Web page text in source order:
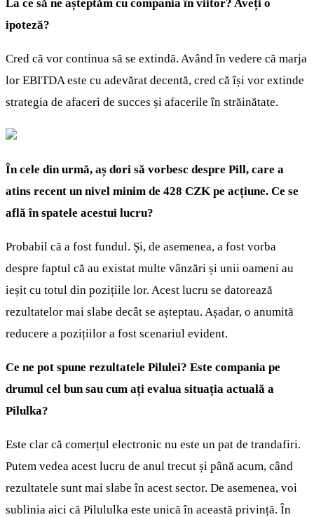
La ce să ne așteptăm cu compania în viitor? Aveți o
ipoteză?
Cred că vor continua să se extindă. Având în vedere că marja
lor EBITDA este cu adevărat decentă, cred că își vor extinde
strategia de afaceri de succes și afacerile în străinătate.
În cele din urmă, aș dori să vorbesc despre Pill, care a
atins recent un nivel minim de 428 CZK pe acțiune. Ce se
află în spatele acestui lucru?
Probabil că a fost fundul. Și, de asemenea, a fost vorba
despre faptul că au existat multe vânzări și unii oameni au
ieșit cu totul din pozițiile lor. Acest lucru se datorează
rezultatelor mai slabe decât se așteptau. Așadar, o anumită
reducere a pozițiilor a fost scenariul evident.
Ce ne pot spune rezultatele Pilulei? Este compania pe
drumul cel bun sau cum ați evalua situația actuală a
Pilulka?
Este clar că comerțul electronic nu este un pat de trandafiri.
Putem vedea acest lucru de anul trecut și până acum, când
rezultatele sunt mai slabe în acest sector. De asemenea, voi
sublinia aici că Pilululka este unică în această privință. În